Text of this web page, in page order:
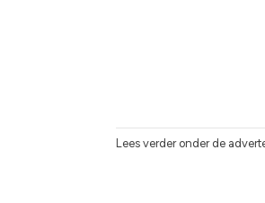
Lees verder onder de